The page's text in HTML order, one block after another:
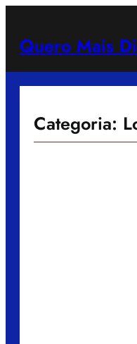
conteúdo
Quero Mais
Categoria: